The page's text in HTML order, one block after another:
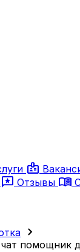
badge
reviews Отзывы menu_book
chevron_right
помощник